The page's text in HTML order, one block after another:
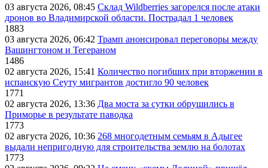
03 августа 2026, 08:45 Склад Wildberries загорелся после атаки
дронов во Владимирской области. Пострадал 1 человек
1883
03 августа 2026, 06:42 Трамп анонсировал переговоры между
Вашингтоном и Тегераном
1486
02 августа 2026, 15:41 Количество погибших при вторжении в
испанскую Сеуту мигрантов достигло 90 человек
1771
02 августа 2026, 13:36 Два моста за сутки обрушились в
Приморье в результате паводка
1773
02 августа 2026, 10:36 268 многодетным семьям в Адыгее
выдали непригодную для строительства землю на болотах
1773